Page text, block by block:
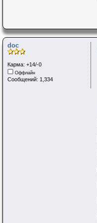
doc
Карма: +14/-0
Оффлайн
Сообщений: 1,334